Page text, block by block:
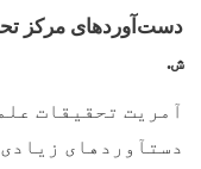
دست‌آورد‌های مرکز
ش.
آمریت تحقیقات
دستآوردهای